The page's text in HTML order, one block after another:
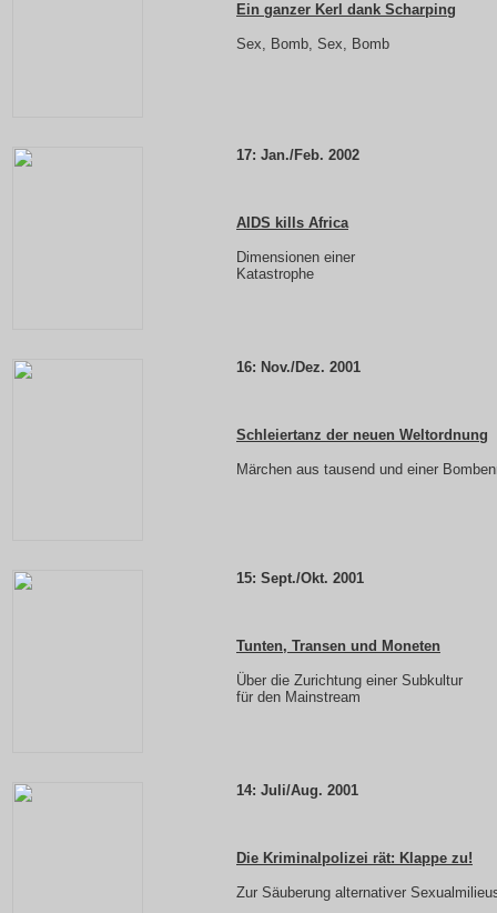
Ein ganzer Kerl dank Scharping
Sex, Bomb, Sex, Bomb
17: Jan./Feb. 2002
AIDS kills Africa
Dimensionen einer
Katastrophe
16: Nov./Dez. 2001
Schleiertanz der neuen Weltordnung
Märchen aus tausend und einer
15: Sept./Okt. 2001
Tunten, Transen und Moneten
Über die Zurichtung einer Subkultur
für den Mainstream
14: Juli/Aug. 2001
Die Kriminalpolizei rät: Klappe zu!
Zur Säuberung alternativer